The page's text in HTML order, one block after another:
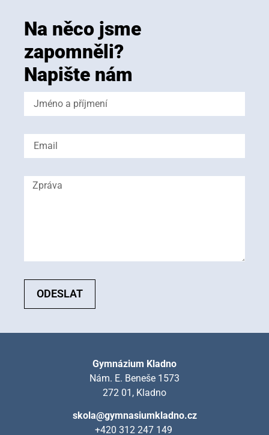
Na něco jsme
zapomněli?
Napište nám
ODESLAT
Gymnázium Kladno
Nám. E. Beneše 1573
272 01, Kladno
skola@gymnasiumkladno.cz
+420 312 247 149